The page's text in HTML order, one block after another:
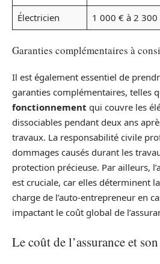
Électricien
1 000 € à 2 300
Garanties complémentaires à
Il est également essentiel de
garanties complémentaires, telles
fonctionnement qui couvre les
dissociables pendant deux ans
travaux. La responsabilité civile
dommages causés durant les
protection précieuse. Par ailleurs,
est cruciale, car elles déterminent
charge de l’auto-entrepreneur en
impactant le coût global de
Le coût de l’assurance et